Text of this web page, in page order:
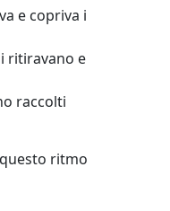
e copriva i
ritiravano e
raccolti
ritmo